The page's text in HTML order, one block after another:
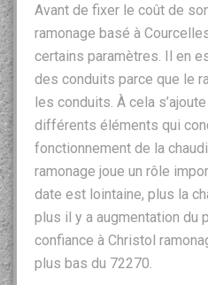
Avant de fixer le coût de
ramonage basé à
certains paramètres. Il en
des conduits parce que le
les conduits. À cela
différents éléments qui
fonctionnement de la
ramonage joue un rôle
date est lointaine, plus la
plus il y a augmentation du
confiance à Christol
plus bas du 72270.